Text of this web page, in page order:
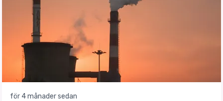
för 4 månader sedan